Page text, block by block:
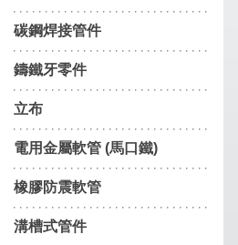
碳鋼焊接管件
鑄鐵牙零件
立布
電用金屬軟管 (馬口鐵)
橡膠防震軟管
溝槽式管件